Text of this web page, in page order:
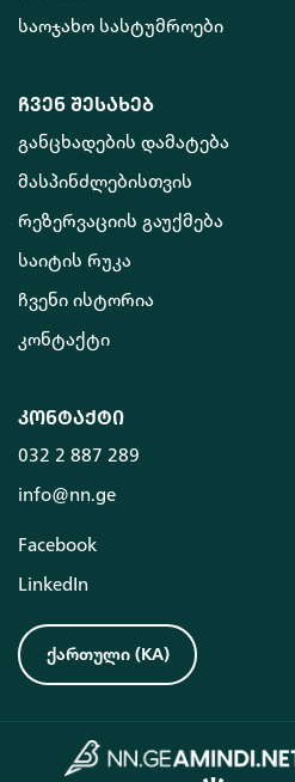
საოჯახო სასტუმროები
ჩვენ შესახებ
განცხადების დამატება
მასპინძლებისთვის
რეზერვაციის გაუქმება
საიტის რუკა
ჩვენი ისტორია
კონტაქტი
კონტაქტი
032 2 887 289
info@nn.ge
Facebook
LinkedIn
ქართული (KA)